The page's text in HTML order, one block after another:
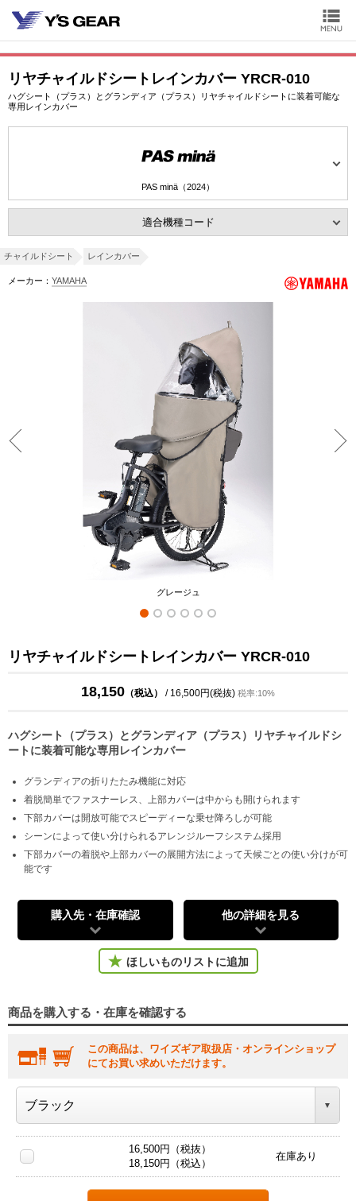
リヤチャイルドシートレインカバー YRCR-010
ハグシート（プラス）とグランディア（プラス）リヤチャイルドシートに装着可能な
専用レインカバー
PAS minä（2024）
適合機種コード
チャイルドシート レインカバー
メーカー： YAMAHA
グレージュ
リヤチャイルドシートレインカバー YRCR-010
18,150 （税込） / 16,500円(税抜) 税率:10%
ハグシート（プラス）とグランディア（プラス）リヤチャイルドシ
ートに装着可能な専用レインカバー
グランディアの折りたたみ機能に対応
着脱簡単でファスナーレス、上部カバーは中からも開けられます
下部カバーは開放可能でスピーディーな乗せ降ろしが可能
シーンによって使い分けられるアレンジルーフシステム採用
下部カバーの着脱や上部カバーの展開方法によって天候ごとの使い分けが可
能です
購入先・在庫確認 他の詳細を見る
ほしいものリストに追加
商品を購入する・在庫を確認する
この商品は、ワイズギア取扱店・オンラインショップ
にてお買い求めいただけます。
16,500円（税抜）
18,150円（税込）
在庫あり